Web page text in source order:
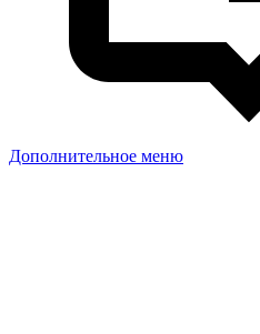
Дополнительное меню